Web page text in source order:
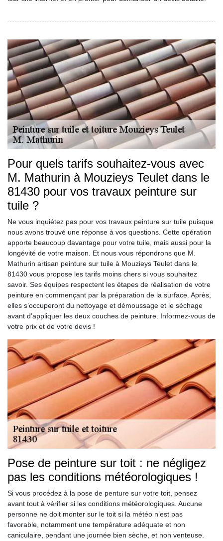
Pour quels tarifs souhaitez-vous avec
M. Mathurin à Mouzieys Teulet dans le
81430 pour vos travaux peinture sur
tuile ?
Ne vous inquiétez pas pour vos travaux peinture sur tuile puisque
nous avons trouvé une réponse à vos questions. Cette opération
apporte beaucoup davantage pour votre tuile, mais aussi pour la
longévité de votre maison. Et nous vous répondrons que M.
Mathurin artisan peinture sur tuile à Mouzieys Teulet dans le
81430 vous propose les tarifs moins chers si vous souhaitez
savoir. Ses équipes respectent les étapes de réalisation de votre
peinture en commençant par la préparation de la surface. Après,
elles s’occuperont du nettoyage et démoussage et le séchage
avant d’appliquer les deux couches de peinture. Informez-vous de
votre prix et de votre devis !
Pose de peinture sur toit : ne négligez
pas les conditions météorologiques !
Si vous procédez à la pose de penture sur votre toit, pensez
avant tout à vérifier si les conditions météorologiques. Aucune
personne ne doit monter sur le toit si la météo n’est pas
favorable, notamment une température adéquate et non
caniculaire, pendant une journée bien sèche, et non venteuse.